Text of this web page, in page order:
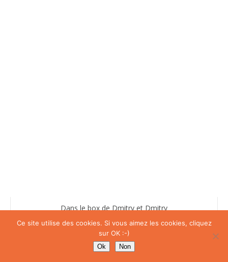
Dans le box de Dmitry et Dmitry
Ce site utilise des cookies. Si vous aimez les cookies, cliquez
sur OK :-)
Ok Non